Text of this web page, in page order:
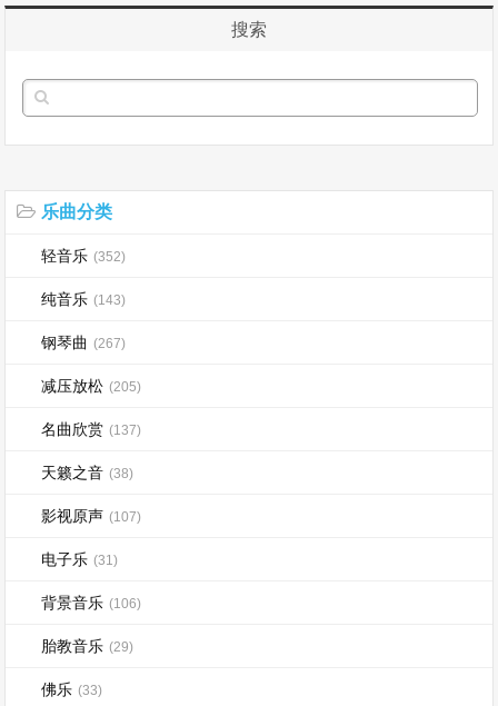
搜索
乐曲分类
轻音乐 (352)
纯音乐 (143)
钢琴曲 (267)
减压放松 (205)
名曲欣赏 (137)
天籁之音 (38)
影视原声 (107)
电子乐 (31)
背景音乐 (106)
胎教音乐 (29)
佛乐 (33)